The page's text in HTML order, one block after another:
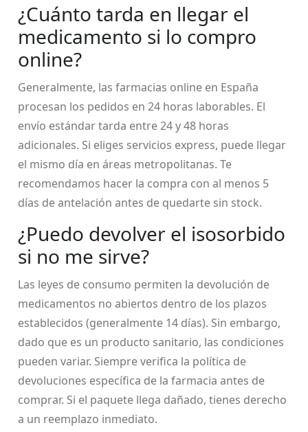
¿Cuánto tarda en llegar el
medicamento si lo compro
online?
Generalmente, las farmacias online en España
procesan los pedidos en 24 horas laborables. El
envío estándar tarda entre 24 y 48 horas
adicionales. Si eliges servicios express, puede llegar
el mismo día en áreas metropolitanas. Te
recomendamos hacer la compra con al menos 5
días de antelación antes de quedarte sin stock.
¿Puedo devolver el isosorbido
si no me sirve?
Las leyes de consumo permiten la devolución de
medicamentos no abiertos dentro de los plazos
establecidos (generalmente 14 días). Sin embargo,
dado que es un producto sanitario, las condiciones
pueden variar. Siempre verifica la política de
devoluciones específica de la farmacia antes de
comprar. Si el paquete llega dañado, tienes derecho
a un reemplazo inmediato.